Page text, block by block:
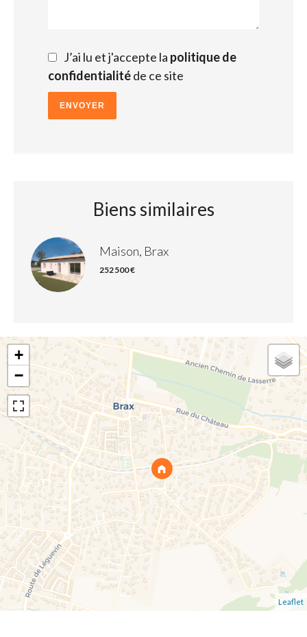
J’ai lu et j'accepte la politique de
confidentialitéde ce site
ENVOYER
Biens similaires
Maison, Brax
252 500 €
+
−
Leaflet